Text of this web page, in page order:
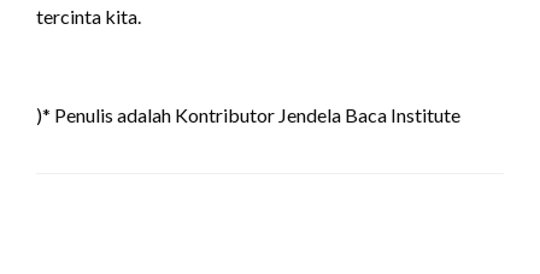
tercinta kita.
)* Penulis adalah Kontributor Jendela Baca Institute